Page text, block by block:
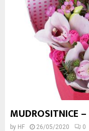
MUDROSITNICE
by HF 26/05/2020 0